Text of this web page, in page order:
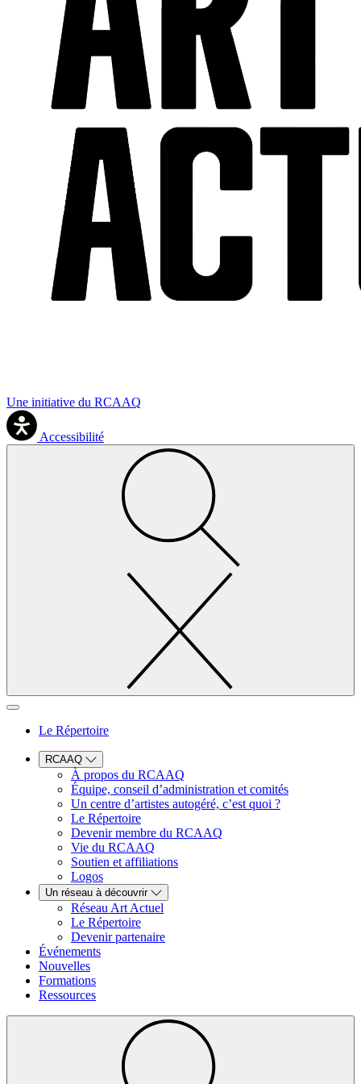
Une initiative du RCAAQ
Accessibilité
Le Répertoire
RCAAQ
À propos du RCAAQ
Équipe, conseil d’administration et comités
Un centre d’artistes autogéré, c’est quoi ?
Le Répertoire
Devenir membre du RCAAQ
Vie du RCAAQ
Soutien et affiliations
Logos
Un réseau à découvrir
Réseau Art Actuel
Le Répertoire
Devenir partenaire
Événements
Nouvelles
Formations
Ressources